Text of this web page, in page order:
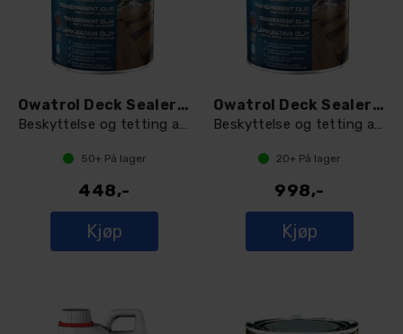
Owatrol Deck Sealer 1 L
Beskyttelse og tetting av dekk
50+På lager
448,-
Kjøp
Owatrol Deck Sealer 2,5 L
Beskyttelse og tetting av dekk
20+ På lager
998,-
Kjøp